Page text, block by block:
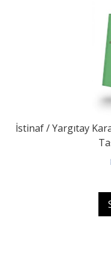
İstinaf / Yargıtay